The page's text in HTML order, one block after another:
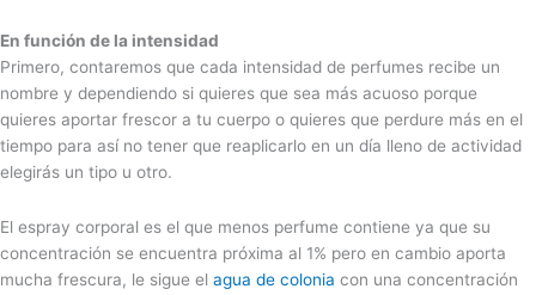
En función de la intensidad
Primero, contaremos que cada intensidad de perfumes recibe un
nombre y dependiendo si quieres que sea más acuoso porque
quieres aportar frescor a tu cuerpo o quieres que perdure más en el
tiempo para así no tener que reaplicarlo en un día lleno de actividad
elegirás un tipo u otro.
El espray corporal es el que menos perfume contiene ya que su
concentración se encuentra próxima al 1% pero en cambio aporta
mucha frescura, le sigue el agua de colonia con una concentración